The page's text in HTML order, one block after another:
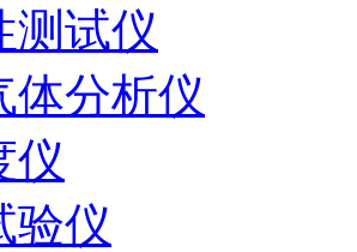
测试仪
体分析仪
仪
验仪